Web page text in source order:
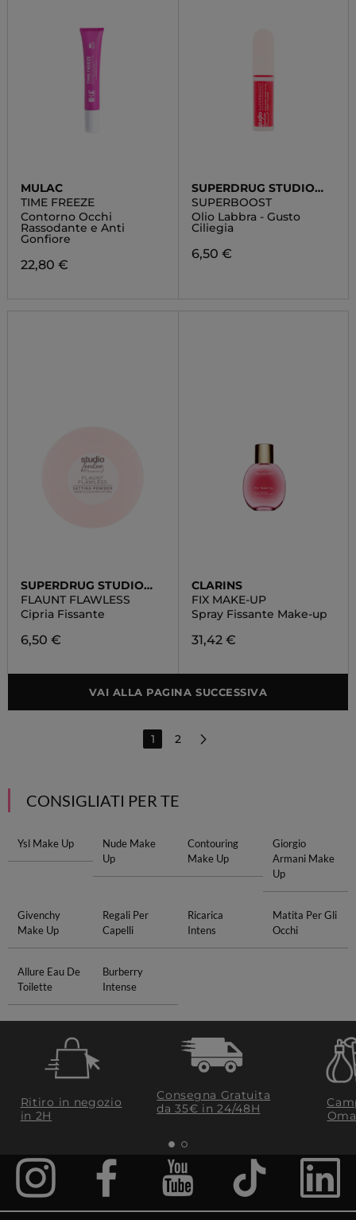
MULAC
TIME FREEZE
Contorno Occhi
Rassodante e Anti
Gonfiore
22,80 €
SUPERDRUG STUDIO
LONDON
SUPERBOOST
Olio Labbra - Gusto
Ciliegia
6,50 €
SUPERDRUG STUDIO
LONDON
FLAUNT FLAWLESS
Cipria Fissante
6,50 €
CLARINS
FIX MAKE-UP
Spray Fissante Make-up
31,42 €
VAI ALLA PAGINA SUCCESSIVA
1 2
CONSIGLIATI PER TE
Ysl Make Up
Nude Make
Up
Contouring
Make Up
Giorgio
Armani Make
Up
Givenchy
Make Up
Regali Per
Capelli
Ricarica
Intens
Matita Per Gli
Occhi
Allure Eau De
Toilette
Burberry
Intense
Ritiro in negozio
in 2H
Consegna Gratuita
da 35€​ in 24/48H